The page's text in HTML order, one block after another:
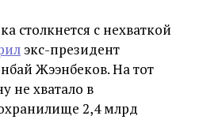
столкнется с нехваткой
экс-президент
Жээнбеков. На тот
не хватало в
2,4 млрд